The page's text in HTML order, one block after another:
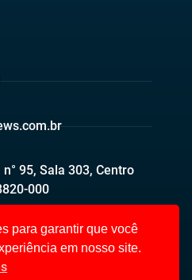
n° 95, Sala 303, Centro
000
para garantir que você
em nosso site.